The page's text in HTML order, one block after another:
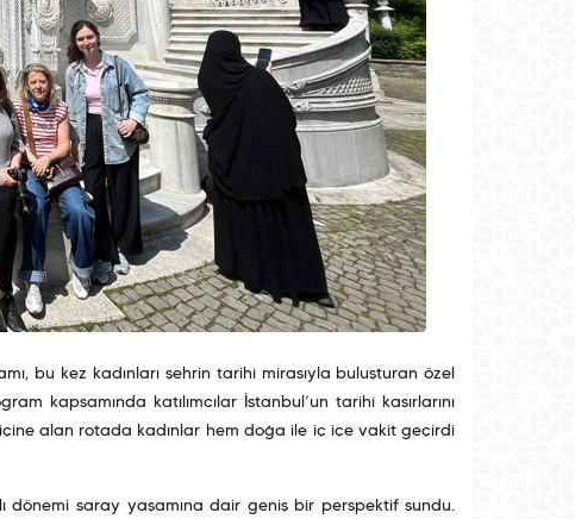
bu kez kadınları şehrin tarihî mirasıyla buluşturan özel
kapsamında katılımcılar İstanbul’un tarihî kasırlarını
içine alan rotada kadınlar hem doğa ile iç içe vakit geçirdi
dönemi saray yaşamına dair geniş bir perspektif sundu.